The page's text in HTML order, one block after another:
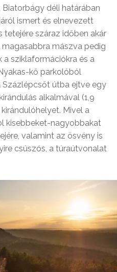
déli határában
ismert és elnevezett
tetejére száraz időben akár
mászva pedig
a sziklaformációkra és a
kő parkolóból
Százlépcsőt útba ejtve egy
alkalmával (1,9
Mivel a
kisebbeket-nagyobbakat
valamint az ösvény is
csúszós, a túraútvonalat